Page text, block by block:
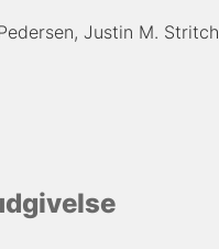
Justin M. Stritch